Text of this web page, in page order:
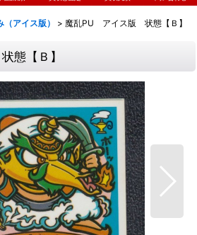
アイス版） > 魔乱PU アイス版 状態【Ｂ】
態【Ｂ】